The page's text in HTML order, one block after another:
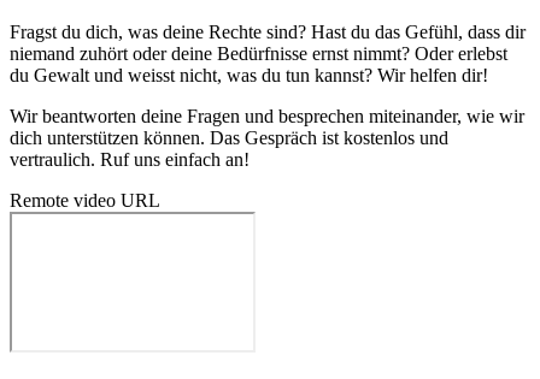
Fragst du dich, was deine Rechte sind? Hast du das Gefühl, dass dir
niemand zuhört oder deine Bedürfnisse ernst nimmt? Oder erlebst
du Gewalt und weisst nicht, was du tun kannst? Wir helfen dir!
Wir beantworten deine Fragen und besprechen miteinander, wie wir
dich unterstützen können. Das Gespräch ist kostenlos und
vertraulich. Ruf uns einfach an!
Remote video URL